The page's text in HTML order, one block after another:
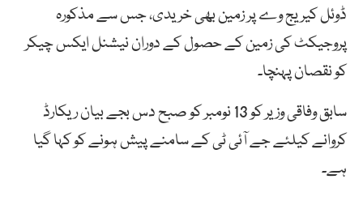
ڈوئل کیریج وے پر زمین بھی خریدی، جس سے مذکورہ
پروجیکٹ کی زمین کے حصول کے دوران نیشنل ایکس چیکر
کو نقصان پہنچا۔
سابق وفاقی وزیر کو 13 نومبر کو صبح دس بجے بیان ریکارڈ
کروانے کیلئے جے آئی ٹی کے سامنے پیش ہونے کو کہا گیا
ہے۔